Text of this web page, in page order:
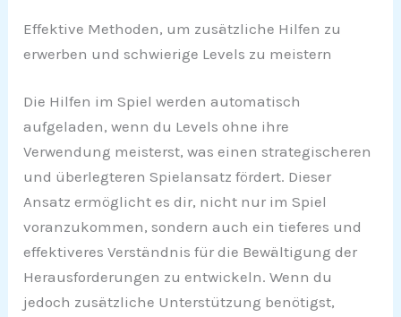
Effektive Methoden, um zusätzliche Hilfen zu
erwerben und schwierige Levels zu meistern
Die Hilfen im Spiel werden automatisch
aufgeladen, wenn du Levels ohne ihre
Verwendung meisterst, was einen strategischeren
und überlegteren Spielansatz fördert. Dieser
Ansatz ermöglicht es dir, nicht nur im Spiel
voranzukommen, sondern auch ein tieferes und
effektiveres Verständnis für die Bewältigung der
Herausforderungen zu entwickeln. Wenn du
jedoch zusätzliche Unterstützung benötigst,